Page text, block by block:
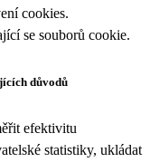
cookies.
se souborů cookie.
důvodů
efektivitu
statistiky, ukládat